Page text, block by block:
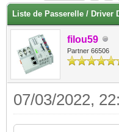
Liste de Passerelle / Driver
filou59
Partner 66506
07/03/2022,